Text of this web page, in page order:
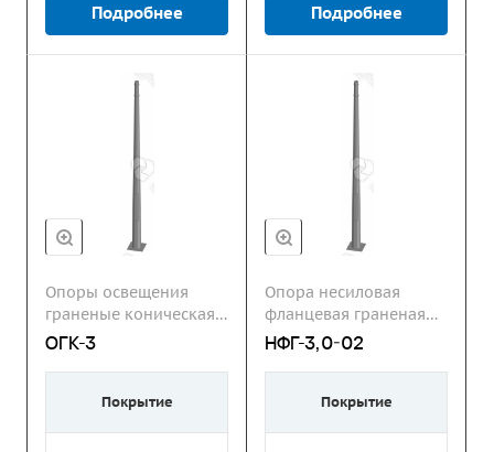
Подробнее Подробнее
Опоры освещения
граненые коническая
ОГК
ОГК-3
Покрытие
Опора несиловая
фланцевая граненая
НФГ
НФГ-3,0-02
Покрытие